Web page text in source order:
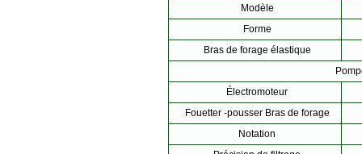
Modèle
Forme
Bras de forage élastique
Électromoteur
Fouetter -pousser Bras de forage
Notation